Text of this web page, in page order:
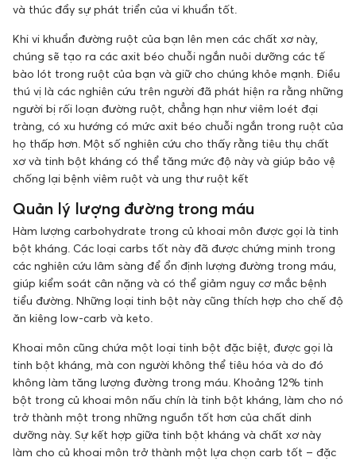
và thúc đẩy sự phát triển của vi khuẩn tốt.
Khi vi khuẩn đường ruột của bạn lên men các chất xơ này,
chúng sẽ tạo ra các axit béo chuỗi ngắn nuôi dưỡng các tế
bào lót trong ruột của bạn và giữ cho chúng khỏe mạnh. Điều
thú vị là các nghiên cứu trên người đã phát hiện ra rằng những
người bị rối loạn đường ruột, chẳng hạn như viêm loét đại
tràng, có xu hướng có mức axit béo chuỗi ngắn trong ruột của
họ thấp hơn. Một số nghiên cứu cho thấy rằng tiêu thụ chất
xơ và tinh bột kháng có thể tăng mức độ này và giúp bảo vệ
chống lại bệnh viêm ruột và ung thư ruột kết
Quản lý lượng đường trong máu
Hàm lượng carbohydrate trong củ khoai môn được gọi là tinh
bột kháng. Các loại carbs tốt này đã được chứng minh trong
các nghiên cứu lâm sàng để ổn định lượng đường trong máu,
giúp kiểm soát cân nặng và có thể giảm nguy cơ mắc bệnh
tiểu đường. Những loại tinh bột này cũng thích hợp cho chế độ
ăn kiêng low-carb và keto.
Khoai môn cũng chứa một loại tinh bột đặc biệt, được gọi là
tinh bột kháng, mà con người không thể tiêu hóa và do đó
không làm tăng lượng đường trong máu. Khoảng 12% tinh
bột trong củ khoai môn nấu chín là tinh bột kháng, làm cho nó
trở thành một trong những nguồn tốt hơn của chất dinh
dưỡng này. Sự kết hợp giữa tinh bột kháng và chất xơ này
làm cho củ khoai môn trở thành một lựa chọn carb tốt – đặc